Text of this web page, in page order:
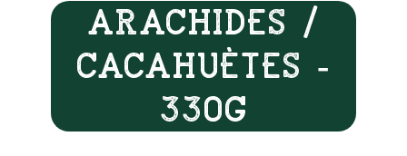
ARACHIDES /
CACAHUÈTES -
330G